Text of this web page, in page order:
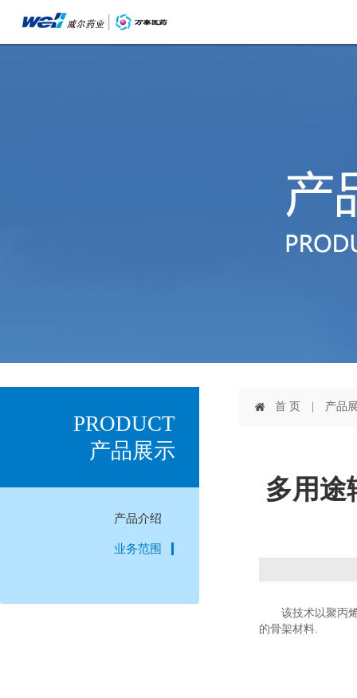
PRODUCT
产品展示
产品介绍
业务范围
首 页 | 产品
多用途
该技术以聚丙烯
的骨架材料.